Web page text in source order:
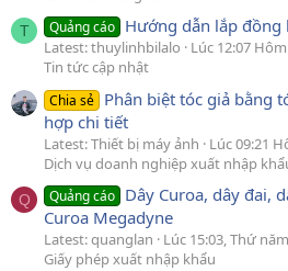
T Quảng cáo Hướng dẫn lắp đồng
Latest: thuylinhbilalo
Lúc 12:07
Tin tức cập nhật
Chia sẻ Phân biệt tóc giả bằng
hợp chi tiết
Latest: Thiết bị máy ảnh
Lúc 09:21
Dịch vụ doanh nghiệp xuất nhập
Q Quảng cáo Dây Curoa, dây đai,
Curoa Megadyne
Latest: quanglan
Lúc 15:03, Thứ năm
Giấy phép xuất nhập khẩu